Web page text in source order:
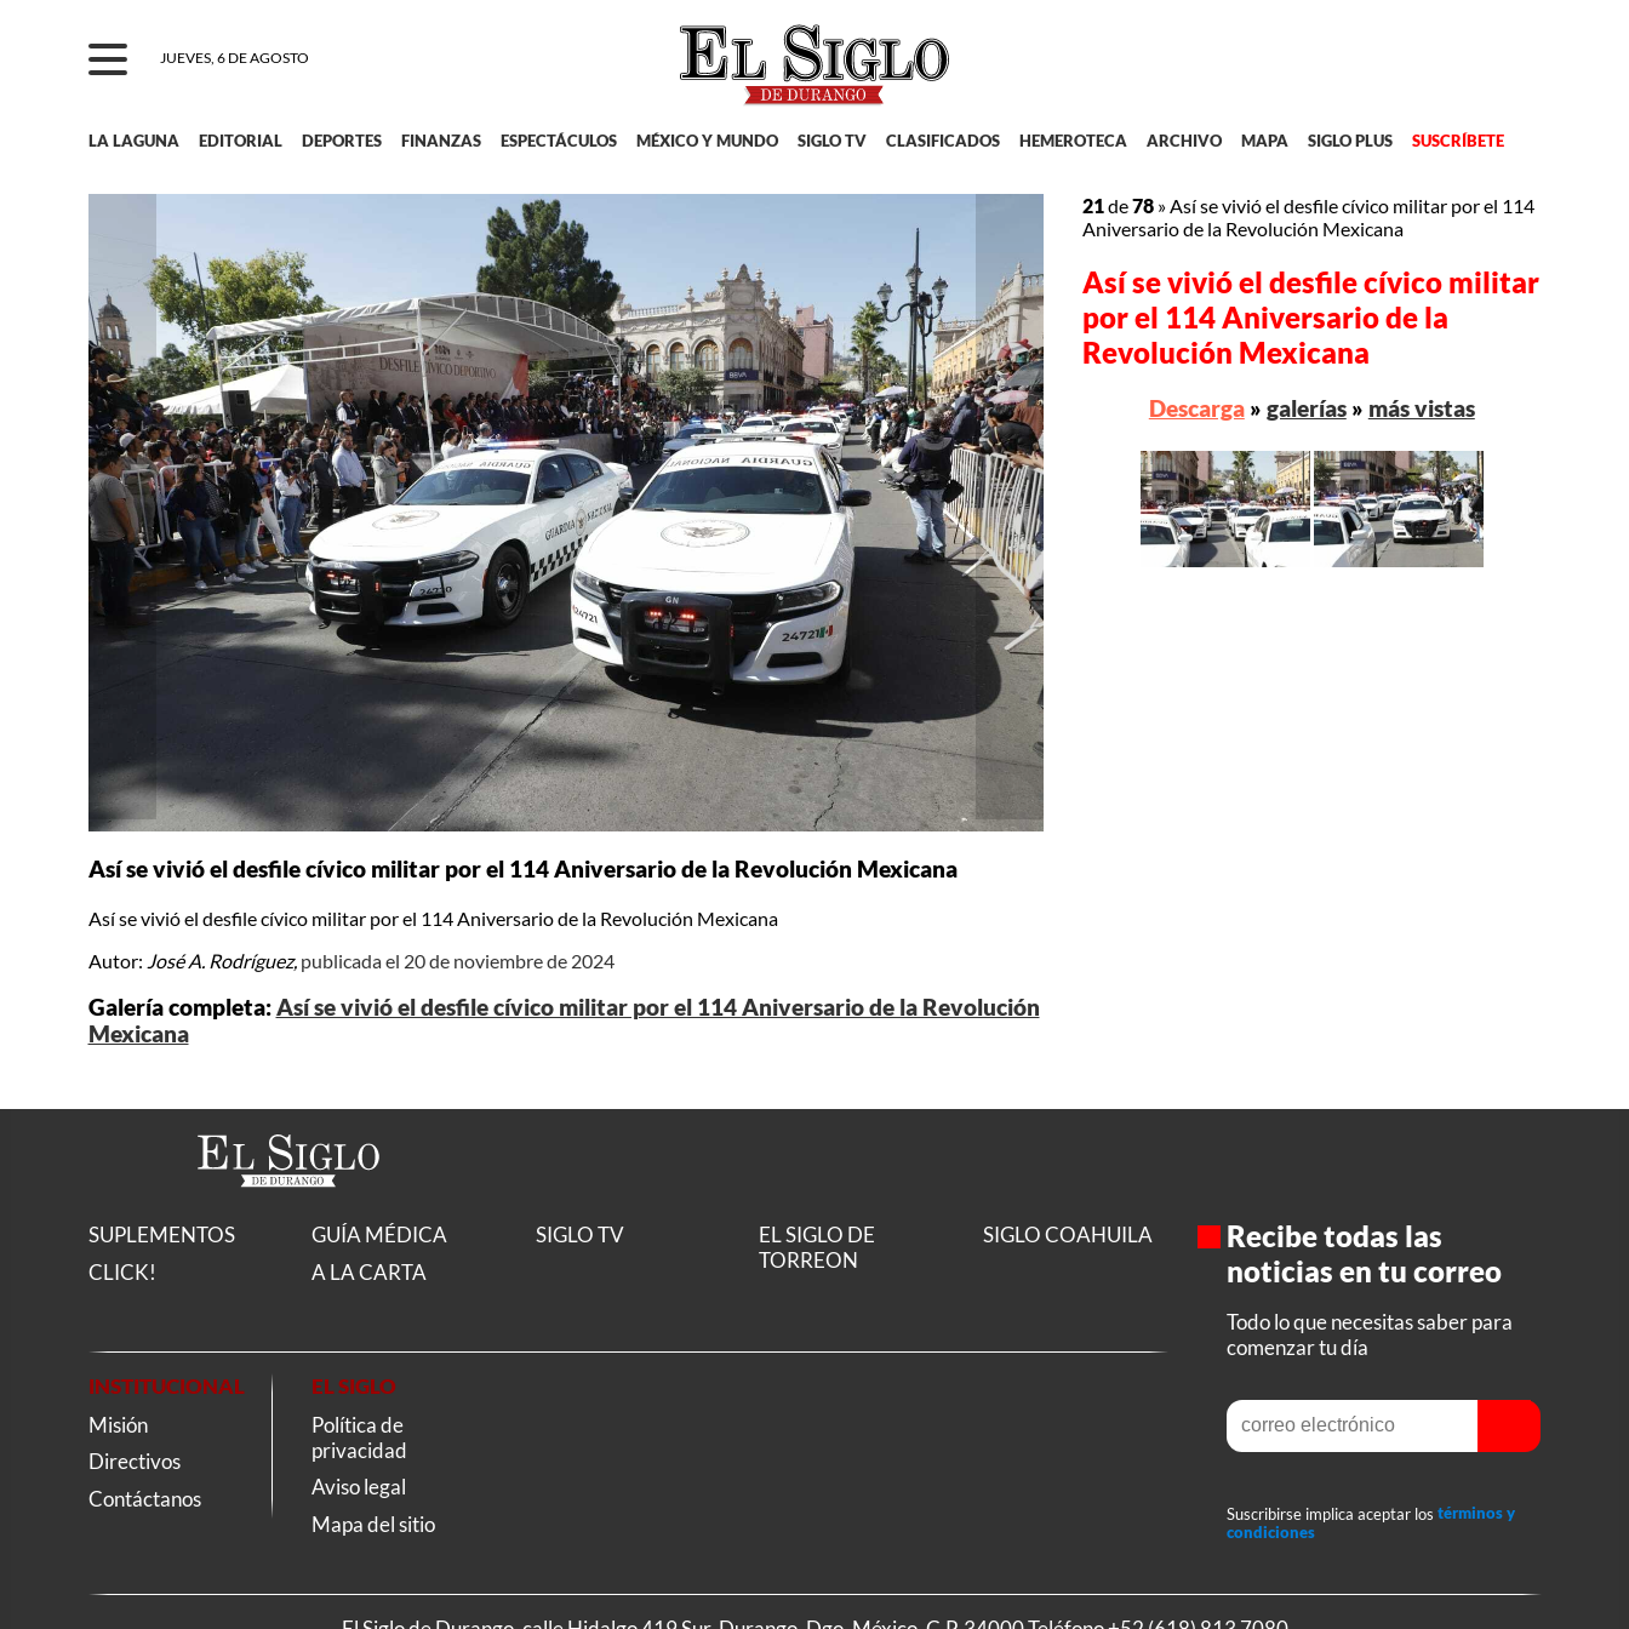
JUEVES, 6 DE AGOSTO
LA LAGUNA EDITORIAL DEPORTES FINANZAS ESPECTÁCULOS MÉXICO Y MUNDO SIGLO TV CLASIFICADOS HEMEROTECA ARCHIVO MAPA SIGLO PLUS SUSCRÍBETE
Así se vivió el desfile cívico militar por el 114 Aniversario de la Revolución Mexicana
Así se vivió el desfile cívico militar por el 114 Aniversario de la Revolución Mexicana
Autor: José A. Rodríguez, publicada el 20 de noviembre de 2024
Galería completa:Así se vivió el desfile cívico militar por el 114 Aniversario de la Revolución
Mexicana
21de78 »Así se vivió el desfile cívico militar por el 114
Aniversario de la Revolución Mexicana
Así se vivió el desfile cívico militar
por el 114 Aniversario de la
Revolución Mexicana
Descarga» galerías» más vistas
SUPLEMENTOS
CLICK!
GUÍA MÉDICA
A LA CARTA
SIGLO TV
EL SIGLO DE
TORREON
SIGLO COAHUILA
INSTITUCIONAL
Misión
Directivos
Contáctanos
EL SIGLO
Política de
privacidad
Aviso legal
Mapa del sitio
Recibe todas las
noticias en tu correo
Todo lo que necesitas saber para
comenzar tu día
Suscribirse implica aceptar los términos y
condiciones